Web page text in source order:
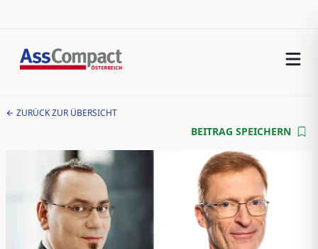
ZURÜCK ZUR ÜBERSICHT
BEITRAG SPEICHERN